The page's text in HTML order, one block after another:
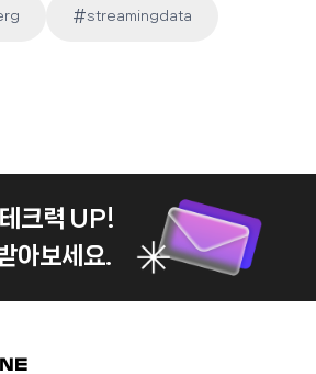
Post
#streamingdata
크력 UP!
아보세요.